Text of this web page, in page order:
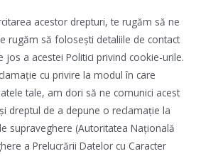
acestor drepturi, te rugăm să ne
rugăm să folosești detaliile de contact
jos a acestei Politici privind cookie-urile.
cu privire la modul în care
tale, am dori să ne comunici acest
dreptul de a depune o reclamație la
supraveghere (Autoritatea Națională
a Prelucrării Datelor cu Caracter